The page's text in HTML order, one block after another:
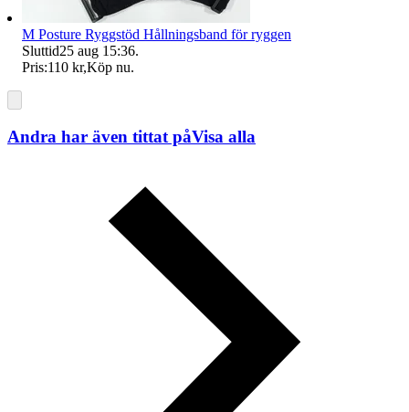
M Posture Ryggstöd Hållningsband för ryggen
Sluttid25 aug 15:36.
Pris:110 kr,Köp nu.
Andra har även tittat påVisa alla